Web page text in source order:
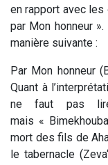
en rapport avec
par Mon honneur
manière suivante :
Par Mon honneur
Quant à
ne faut pas
mais «
mort des fils de
le tabernacle